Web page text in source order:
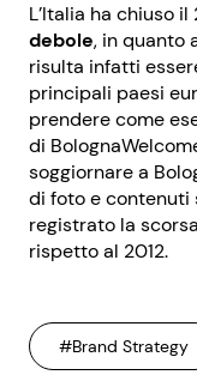
L’Italia ha chiuso il
debole, in quanto
risulta infatti
principali paesi
prendere come
di
soggiornare a
di foto e contenuti
registrato la
rispetto al 2012.
#Brand Strategy